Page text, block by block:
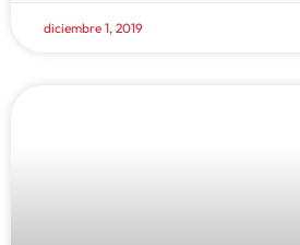
diciembre 1, 2019